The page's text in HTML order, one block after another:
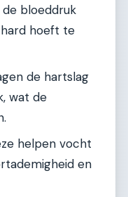
bloeddruk
hoeft te
de hartslag
wat de
helpen vocht
en